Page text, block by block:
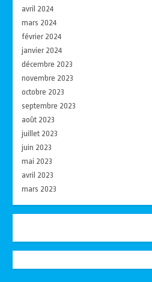
avril 2024
mars 2024
février 2024
janvier 2024
décembre 2023
novembre 2023
octobre 2023
septembre 2023
août 2023
juillet 2023
juin 2023
mai 2023
avril 2023
mars 2023